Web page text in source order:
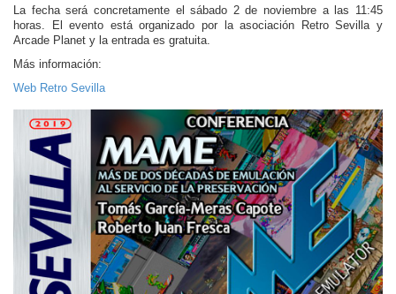
La fecha será concretamente el sábado 2 de noviembre a las 11:45
horas. El evento está organizado por la asociación Retro Sevilla y
Arcade Planet y la entrada es gratuita.
Más información:
Web Retro Sevilla